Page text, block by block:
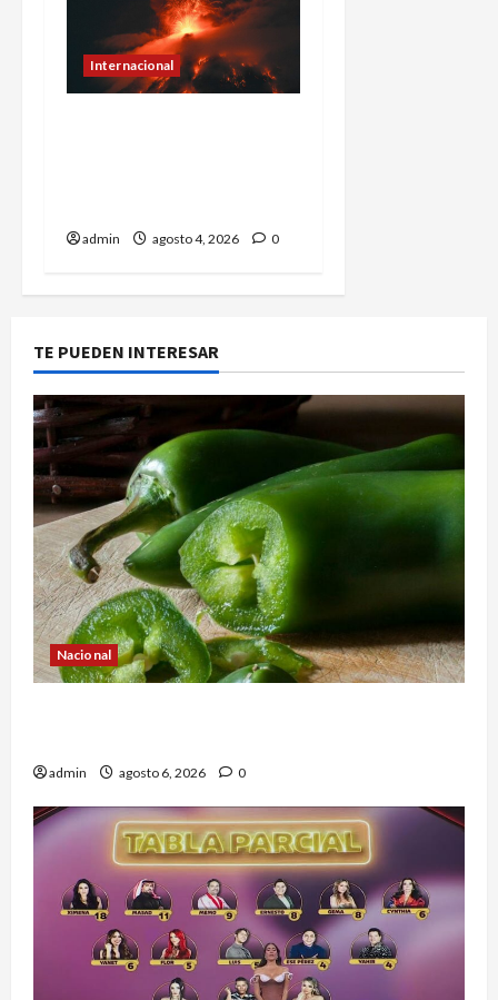
Internacional
admin agosto 4, 2026 0
TE PUEDEN INTERESAR
Nacional
admin agosto 6, 2026 0